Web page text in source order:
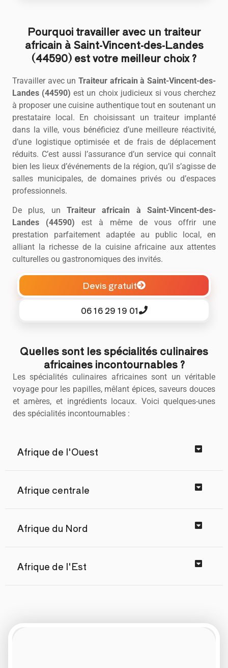
Pourquoi travailler avec un traiteur
africain à Saint-Vincent-des-Landes
(44590) est votre meilleur choix ?
Travailler avec un Traiteur africain à Saint-Vincent-des-
Landes (44590) est un choix judicieux si vous cherchez
à proposer une cuisine authentique tout en soutenant un
prestataire local. En choisissant un traiteur implanté
dans la ville, vous bénéficiez d’une meilleure réactivité,
d’une logistique optimisée et de frais de déplacement
réduits. C’est aussi l’assurance d’un service qui connaît
bien les lieux d’événements de la région, qu’il s’agisse de
salles municipales, de domaines privés ou d’espaces
professionnels.
De plus, un Traiteur africain à Saint-Vincent-des-
Landes (44590) est à même de vous offrir une
prestation parfaitement adaptée au public local, en
alliant la richesse de la cuisine africaine aux attentes
culturelles ou gastronomiques des invités.
Devis gratuit
06 16 29 19 01
Quelles sont les spécialités culinaires
africaines incontournables ?
Les spécialités culinaires africaines sont un véritable
voyage pour les papilles, mêlant épices, saveurs douces
et amères, et ingrédients locaux. Voici quelques-unes
des spécialités incontournables :
Afrique de l'Ouest
Afrique centrale
Afrique du Nord
Afrique de l'Est